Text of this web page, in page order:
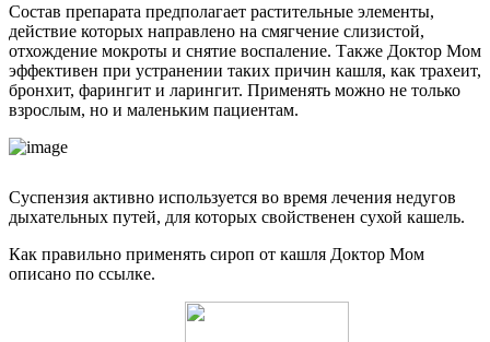
Состав препарата предполагает растительные элементы,
действие которых направлено на смягчение слизистой,
отхождение мокроты и снятие воспаление. Также Доктор Мом
эффективен при устранении таких причин кашля, как трахеит,
бронхит, фарингит и ларингит. Применять можно не только
взрослым, но и маленьким пациентам.
Суспензия активно используется во время лечения недугов
дыхательных путей, для которых свойственен сухой кашель.
Как правильно применять сироп от кашля Доктор Мом
описано по ссылке.